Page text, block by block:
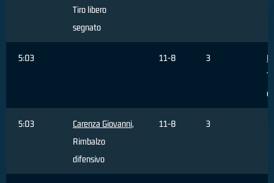
Tiro libero
segnato
5:03 11-8 3
5:03 Carenza Giovanni,
Rimbalzo
difensivo
11-8 3